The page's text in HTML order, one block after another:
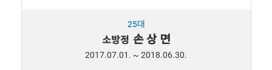
25대
소방정 손 상 면
2017.07.01. ~ 2018.06.30.